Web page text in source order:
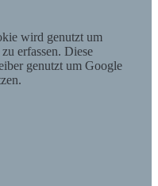
wird genutzt um
erfassen. Diese
genutzt um Google